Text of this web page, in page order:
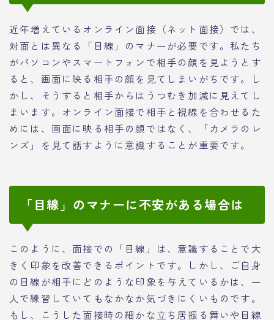
近年増えているオンライン面接（ネット面接）では、
対面とは異なる「目線」のマナーが必要です。私たち
がパソコンやスマートフォンで相手の顔を見ようとす
ると、画面に映る相手の顔を見てしまいがちです。し
かし、そうすると相手からはうつむき加減に見えてし
まいます。オンライン面接で相手と視線を合わせるた
めには、画面に映る相手の顔ではなく、「カメラのレ
ンズ」を見て話すように意識することが重要です。
「目線」のマナーに不安がある場合は
このように、面接での「目線」は、意識することで大
きく印象を改善できるポイントです。しかし、ご自身
の目線が相手にどのような印象を与えているかは、一
人で練習していてもなかなか気づきにくいものです。
もし、こうした面接時の細かな立ち居振る舞いや目線